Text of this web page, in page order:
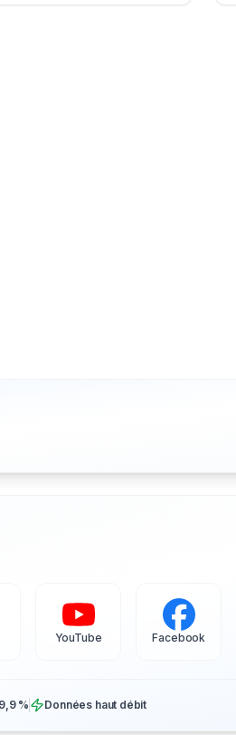
YouTube Facebook
% Données haut débit